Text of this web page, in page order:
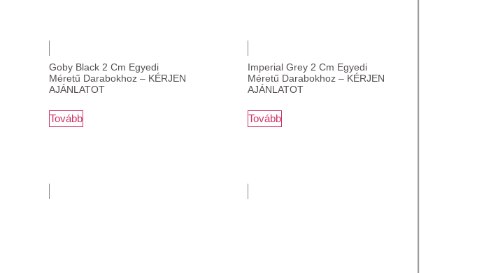
Goby Black 2 Cm Egyedi
Méretű Darabokhoz – KÉRJEN
AJÁNLATOT
Tovább
Imperial Grey 2 Cm Egyedi
Méretű Darabokhoz – KÉRJEN
AJÁNLATOT
Tovább